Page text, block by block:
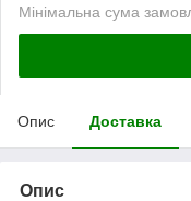
Мінімальна сума
Опис Доставка
Опис